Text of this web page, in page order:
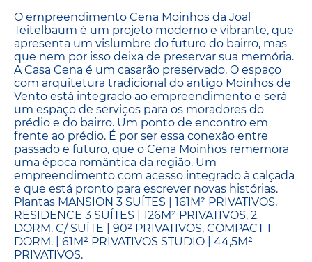
O empreendimento Cena Moinhos da Joal
Teitelbaum é um projeto moderno e vibrante, que
apresenta um vislumbre do futuro do bairro, mas
que nem por isso deixa de preservar sua memória.
A Casa Cena é um casarão preservado. O espaço
com arquitetura tradicional do antigo Moinhos de
Vento está integrado ao empreendimento e será
um espaço de serviços para os moradores do
prédio e do bairro. Um ponto de encontro em
frente ao prédio. É por ser essa conexão entre
passado e futuro, que o Cena Moinhos rememora
uma época romântica da região. Um
empreendimento com acesso integrado à calçada
e que está pronto para escrever novas histórias.
Plantas MANSION 3 SUÍTES | 161M² PRIVATIVOS,
RESIDENCE 3 SUÍTES | 126M² PRIVATIVOS, 2
DORM. C/ SUÍTE | 90² PRIVATIVOS, COMPACT 1
DORM. | 61M² PRIVATIVOS STUDIO | 44,5M²
PRIVATIVOS.